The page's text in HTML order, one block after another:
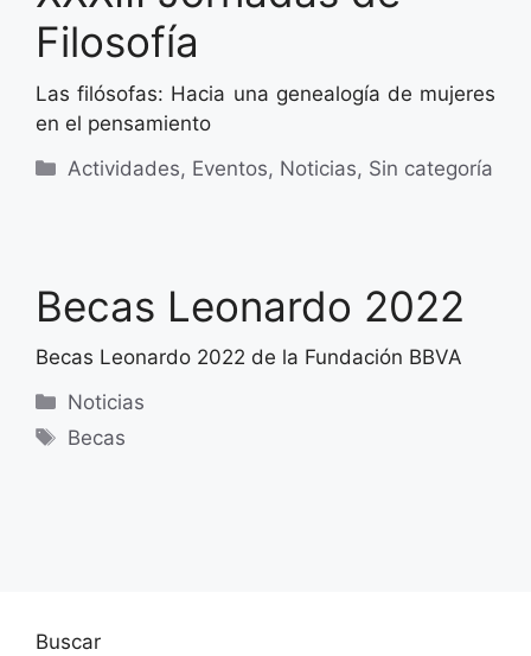
Filosofía
Las filósofas: Hacia una genealogía de mujeres
en el pensamiento
Categorías
Actividades, Eventos, Noticias, Sin categoría
Becas Leonardo 2022
Becas Leonardo 2022 de la Fundación BBVA
Categorías
Noticias
Etiquetas
Becas
Buscar